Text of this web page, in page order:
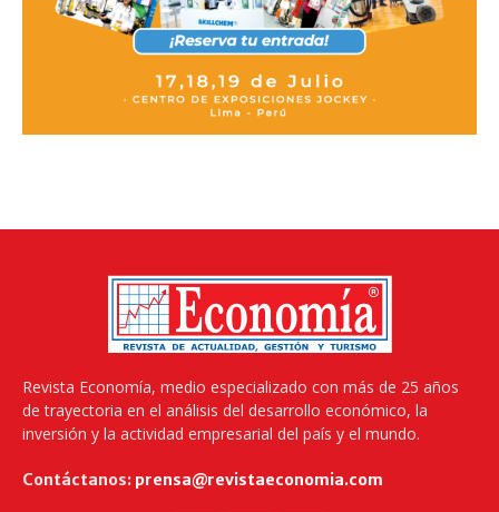
Revista Economía, medio especializado con más de 25 años
de trayectoria en el análisis del desarrollo económico, la
inversión y la actividad empresarial del país y el mundo.
Contáctanos: prensa@revistaeconomia.com